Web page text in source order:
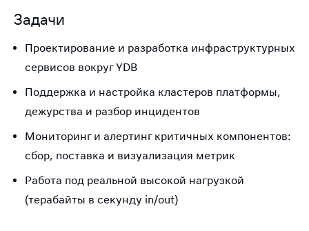
Задачи
Проектирование и разработка инфраструктурных
сервисов вокруг YDB
Поддержка и настройка кластеров платформы,
дежурства и разбор инцидентов
Мониторинг и алертинг критичных компонентов:
сбор, поставка и визуализация метрик
Работа под реальной высокой нагрузкой
(терабайты в секунду in/out)